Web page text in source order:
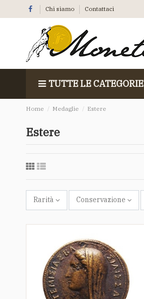
Chi siamo Contattaci
TUTTE LE CATEGORIE
Home Medaglie Estere
Estere
Rarità Conservazione